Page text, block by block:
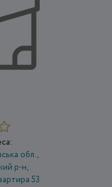
обл.,
р-н,
53